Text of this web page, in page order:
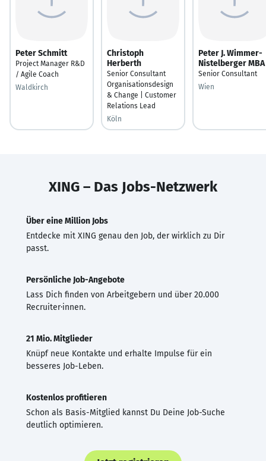
Peter Schmitt
Project Manager R&D
/ Agile Coach
Waldkirch
Christoph
Herberth
Senior Consultant
Organisationsdesign
& Change | Customer
Relations Lead
Köln
Peter J. Wimmer-
Nistelberger MBA
Senior Consultant
Wien
XING – Das Jobs-Netzwerk
Über eine Million Jobs
Entdecke mit XING genau den Job, der wirklich zu Dir
passt.
Persönliche Job-Angebote
Lass Dich finden von Arbeitgebern und über 20.000
Recruiter·innen.
21 Mio. Mitglieder
Knüpf neue Kontakte und erhalte Impulse für ein
besseres Job-Leben.
Kostenlos profitieren
Schon als Basis-Mitglied kannst Du Deine Job-Suche
deutlich optimieren.